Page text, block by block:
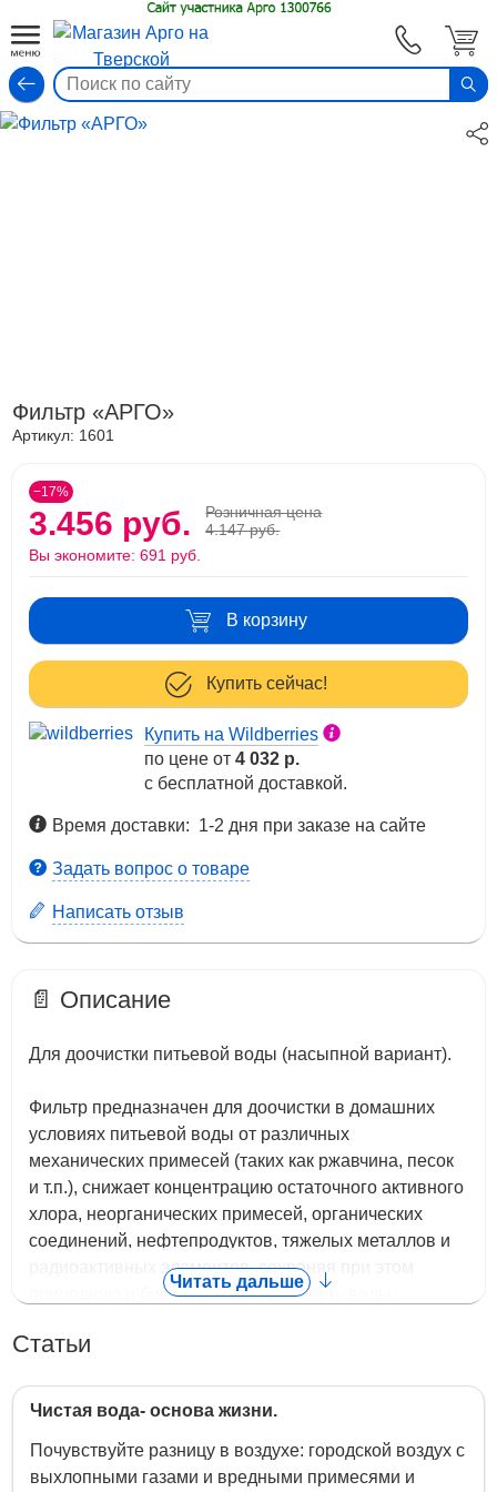
Фильтр «АРГО»
Артикул: 1601
−17%
3.456 руб.
Розничная цена
4.147 руб.
Вы экономите:691 руб.
В корзину
Купить сейчас!
Купить на Wildberries
по цене от4 032 р.
с бесплатной доставкой.
Время доставки: 1-2 дня при заказе на сайте
Задать вопрос о товаре
Написать отзыв
📄 Описание
Для доочистки питьевой воды (насыпной вариант).
Фильтр предназначен для доочистки в домашних
условиях питьевой воды от различных
механических примесей (таких как ржавчина, песок
и т.п.), снижает концентрацию остаточного активного
хлора, неорганических примесей, органических
соединений, нефтепродуктов, тяжелых металлов и
радиоактивных элементов, сохраняя при этом
природную и биологическую ценность воды;
уменьшает содержание солей жесткости, в
содержит два фильтрующих материала (имеет две
Читать дальше
Статьи
Чистая вода- основа жизни.
Почувствуйте разницу в воздухе: городской воздух с
выхлопными газами и вредными примесями и